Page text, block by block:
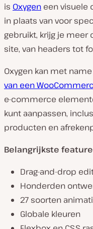
is Oxygen een visuele
in plaats van voor
gebruikt, krijg je meer
site, van headers tot
Oxygen kan met
van een
e-commerce
kunt aanpassen,
producten en
Belangrijkste
Drag-and-drop
Honderden
27 soorten
Globale kleuren